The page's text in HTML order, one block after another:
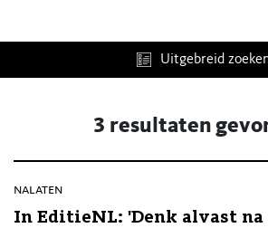
Uitgebreid
3 resultaten
nalaten
In EditieNL: 'Denk alvast na